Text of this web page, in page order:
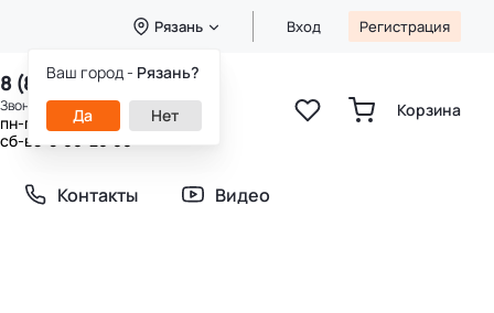
Рязань
Ваш город - Рязань?
Да Нет
Вход Регистрация
8 (800) 333-49-25
Звонок бесплатный
пн-пт 8:00-20:00
сб-вс 9:00-20:00
Корзина
Контакты Видео